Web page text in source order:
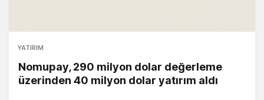
YATIRIM
Nomupay, 290 milyon dolar değerleme
üzerinden 40 milyon dolar yatırım aldı